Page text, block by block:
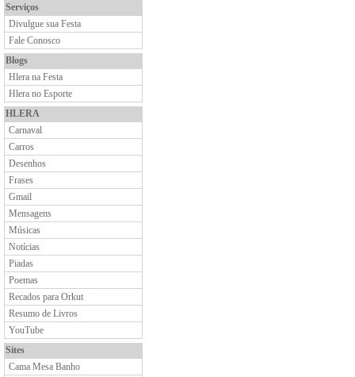
Serviços
Divulgue sua Festa
Fale Conosco
Blogs
Hlera na Festa
Hlera no Esporte
HLERA
Carnaval
Carros
Desenhos
Frases
Gmail
Mensagens
Músicas
Notícias
Piadas
Poemas
Recados para Orkut
Resumo de Livros
YouTube
Sites
Cama Mesa Banho